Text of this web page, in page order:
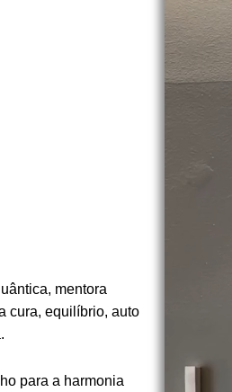
mentora
cura, equilíbrio, auto
para a harmonia